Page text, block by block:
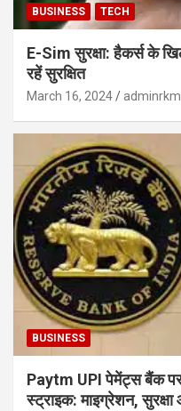
BUSINESS TECH
E-Sim सुरक्षा: हैकर्स के
रहें सुरक्षित
March 16, 2024 adminrkm
BUSINESS
Paytm UPI पेमेंट्स बैंक
स्ट्राइक: माइग्रेशन,